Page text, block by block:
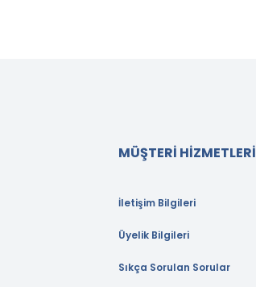
MÜŞTERİ HİZMETLERİ
İletişim Bilgileri
Üyelik Bilgileri
Sıkça Sorulan Sorular